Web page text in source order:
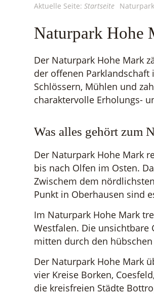
Aktuelle Seite:Startseite
Naturpark Hohe
Der Naturpark Hohe Mark
der offenen
Schlössern, Mühlen und
charaktervolle Erholungs-
Was alles gehört zum
Der Naturpark Hohe Mark
bis nach Olfen im Osten.
Zwischem dem
Punkt in Oberhausen sind
Im Naturpark Hohe Mark
Westfalen. Die unsichtbare
mitten durch den
Der Naturpark Hohe Mark
vier Kreise Borken,
die kreisfreien Städte